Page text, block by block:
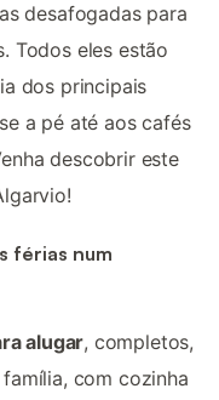
desafogadas para
Todos eles estão
dos principais
a pé até aos cafés
descobrir este
férias num
alugar, completos,
com cozinha